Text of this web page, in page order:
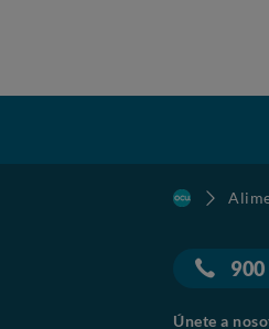
Únete a